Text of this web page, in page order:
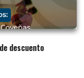
descuento